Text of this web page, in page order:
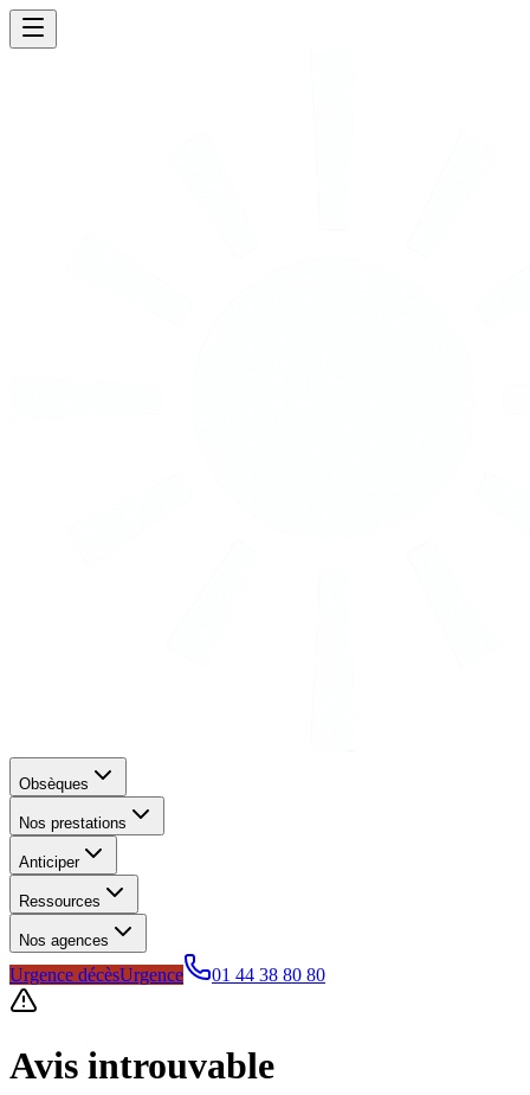
Obsèques
Nos prestations
Anticiper
Ressources
Nos agences
Urgence décèsUrgence 01 44 38 80 80
Avis introuvable